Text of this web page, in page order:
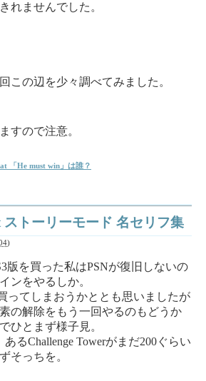
れませんでした。
この辺を少々調べてみました。
すので注意。
「He must win」は誰？
トーリーモード 名セリフ集
)
版を買った私はPSNが復旧しないの
ンをやるしか。
ってしまおうかととも思いましたが
の解除をもう一回やるのもどうか
ひとまず様子見。
るChallenge Towerがまだ200ぐらい
そっちを。